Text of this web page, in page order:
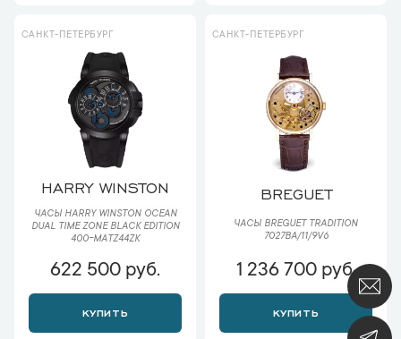
САНКТ-ПЕТЕРБУРГ
HARRY WINSTON
ЧАСЫ HARRY WINSTON OCEAN
DUAL TIME ZONE BLACK EDITION
400-MATZ44ZK
622 500 руб.
КУПИТЬ
САНКТ-ПЕТЕРБУРГ
BREGUET
ЧАСЫ BREGUET TRADITION
7027BA/11/9V6
1 236 700 руб.
КУПИТЬ